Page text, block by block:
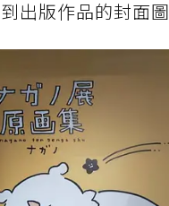
出版作品的封面圖